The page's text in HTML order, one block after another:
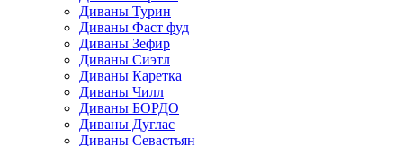
Диваны Турин
Диваны Фаст фуд
Диваны Зефир
Диваны Сиэтл
Диваны Каретка
Диваны Чилл
Диваны БОРДО
Диваны Дуглас
Диваны Севастьян